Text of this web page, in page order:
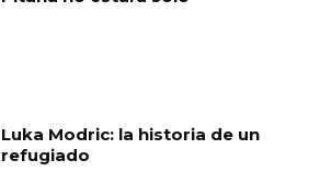
Luka Modric: la historia de un
refugiado